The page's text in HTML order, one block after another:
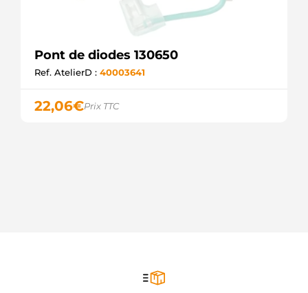
Pont de diodes 130650
Ref. AtelierD : 40003641
22,06€Prix TTC